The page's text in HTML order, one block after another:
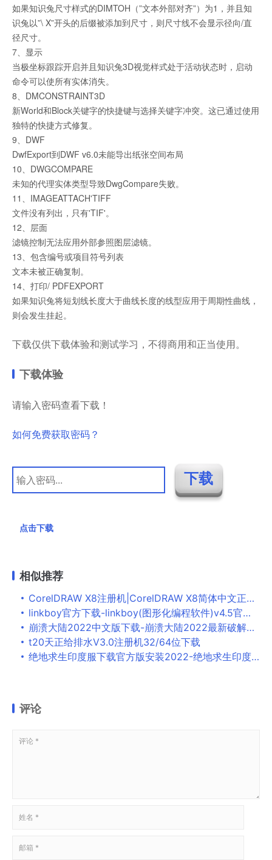
如果知识兔尺寸样式的DIMTOH（”文本外部对齐”）为1，并且知
识兔以”\ X”开头的后缀被添加到尺寸，则尺寸线不会显示径向/直
径尺寸。
7、显示
当极坐标跟踪开启并且知识兔3D视觉样式处于活动状态时，启动
命令可以使所有实体消失。
8、DMCONSTRAINT3D
新World和Block关键字的快捷键与选择关键字冲突。这已通过使用
独特的快捷方式修复。
9、DWF
DwfExport到DWF v6.0未能导出纸张空间布局
10、DWGCOMPARE
未知的代理实体类型导致DwgCompare失败。
11、IMAGEATTACH'TIFF
文件没有列出，只有'TIF'。
12、层面
滤镜控制无法应用外部参照图层滤镜。
13、包含编号或项目符号列表
文本未被正确复制。
14、打印/ PDFEXPORT
如果知识兔将短划线长度大于曲线长度的线型应用于周期性曲线，
则会发生挂起。
下载仅供下载体验和测试学习，不得商用和正当使用。
下载体验
请输入密码查看下载！
如何免费获取密码？
点击下载
相似推荐
CorelDRAW X8注册机|CorelDRAW X8简体中文正式版8.1 18.1.0.661破解版 64位 附序列号和激活码
linkboy官方下载-linkboy(图形化编程软件)v4.5官方版下载
崩溃大陆2022中文版下载-崩溃大陆2022最新破解存档版下载
t20天正给排水V3.0注册机32/64位下载
绝地求生印度服下载官方版安装2022-绝地求生印度服破解版下载安装2022v2.1.0最新版
评论